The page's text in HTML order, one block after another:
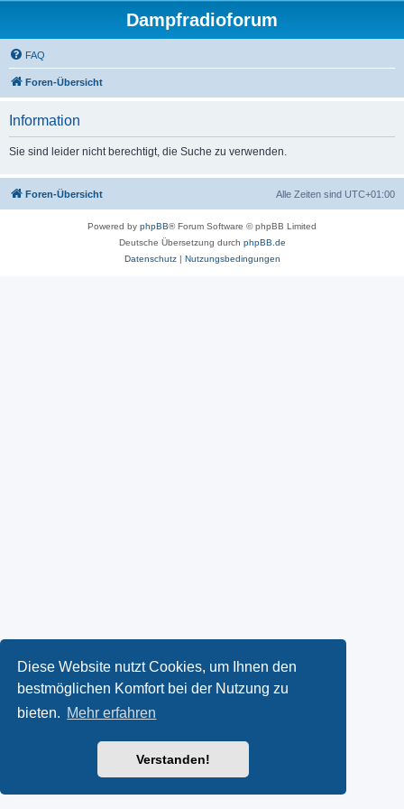
Diese Website nutzt Cookies, um Ihnen den
bestmöglichen Komfort bei der Nutzung zu
bieten. Mehr erfahren
Verstanden!
Dampfradioforum
FAQ
Foren-Übersicht
Information
Sie sind leider nicht berechtigt, die Suche zu verwenden.
Foren-Übersicht Alle Zeiten sind UTC+01:00
Powered by phpBB® Forum Software © phpBB Limited
Deutsche Übersetzung durch phpBB.de
Datenschutz| Nutzungsbedingungen